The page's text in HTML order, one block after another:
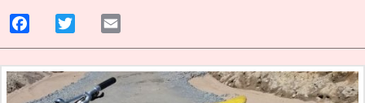
Facebook Twitter